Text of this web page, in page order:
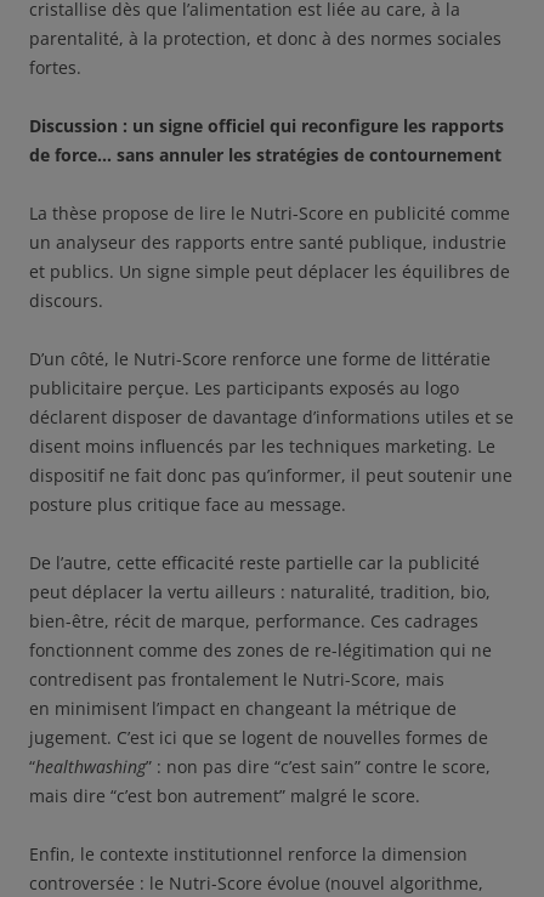
cristallise dès que l’alimentation est liée au care, à la
parentalité, à la protection, et donc à des normes sociales
fortes.
Discussion : un signe officiel qui reconfigure les rapports
de force… sans annuler les stratégies de contournement
La thèse propose de lire le Nutri-Score en publicité comme
un analyseur des rapports entre santé publique, industrie
et publics. Un signe simple peut déplacer les équilibres de
discours.
D’un côté, le Nutri-Score renforce une forme de littératie
publicitaire perçue. Les participants exposés au logo
déclarent disposer de davantage d’informations utiles et se
disent moins influencés par les techniques marketing. Le
dispositif ne fait donc pas qu’informer, il peut soutenir une
posture plus critique face au message.
De l’autre, cette efficacité reste partielle car la publicité
peut déplacer la vertu ailleurs : naturalité, tradition, bio,
bien-être, récit de marque, performance. Ces cadrages
fonctionnent comme des zones de re-légitimation qui ne
contredisent pas frontalement le Nutri-Score, mais
en minimisent l’impact en changeant la métrique de
jugement. C’est ici que se logent de nouvelles formes de
“healthwashing” : non pas dire “c’est sain” contre le score,
mais dire “c’est bon autrement” malgré le score.
Enfin, le contexte institutionnel renforce la dimension
controversée : le Nutri-Score évolue (nouvel algorithme,